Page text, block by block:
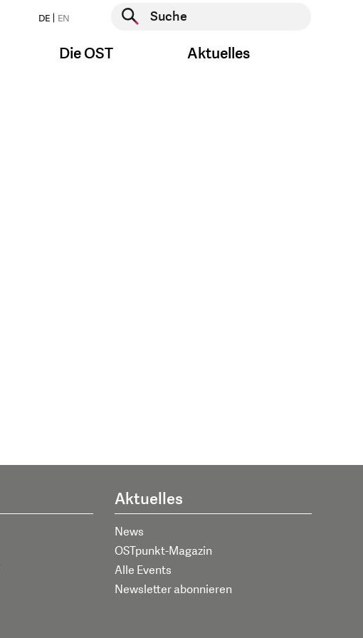
DE EN
Suche starten
Die OST Aktuelles
Aktuelles
News
OSTpunkt-Magazin
Alle Events
Newsletter abonnieren